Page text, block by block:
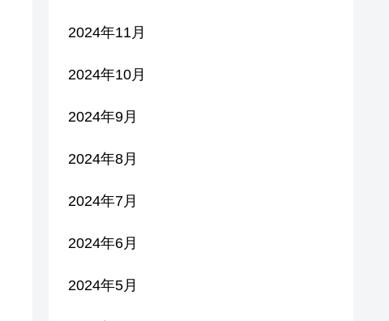
2024年11月
2024年10月
2024年9月
2024年8月
2024年7月
2024年6月
2024年5月